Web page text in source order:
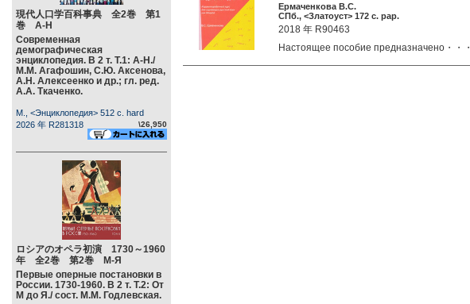
現代人口学百科事典 全2巻 第1
巻 А-Н
Современная
демографическая
энциклопедия. В 2 т. Т.1: А-Н./
М.М. Агафошин, С.Ю. Аксенова,
А.Н. Алексеенко и др.; гл. ред.
А.А. Ткаченко.
М., <Энциклопедия> 512 c. hard
2026 年 R281318
\26,950
ロシアのオペラ初演 1730～1960
年 全2巻 第2巻 М-Я
Первые оперные постановки в
России. 1730-1960. В 2 т. Т.2: От
М до Я./ сост. М.М. Годлевская.
Ермаченкова В.С.
СПб., <Златоуст> 172 c. pap.
2018 年 R90463
Настоящее пособие предназначено・・・